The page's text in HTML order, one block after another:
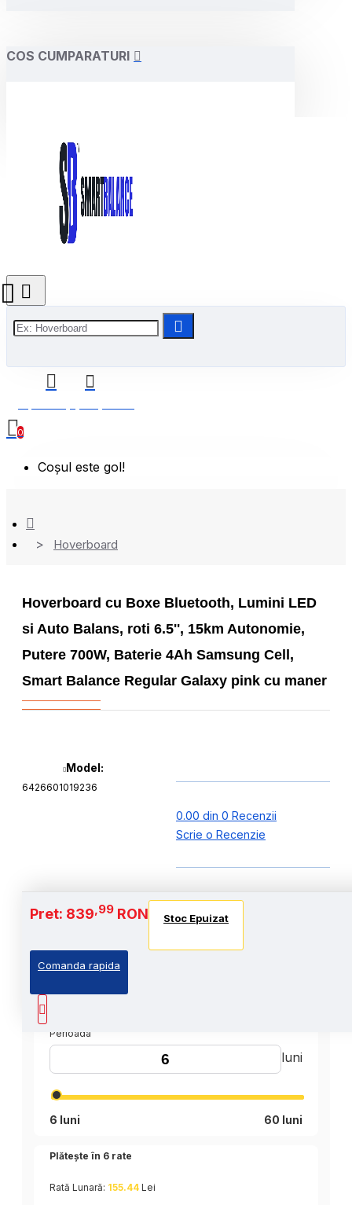
COS CUMPARATURI
0
Coșul este gol!
Hoverboard
Hoverboard cu Boxe Bluetooth, Lumini LED
si Auto Balans, roti 6.5'', 15km Autonomie,
Putere 700W, Baterie 4Ah Samsung Cell,
Smart Balance Regular Galaxy pink cu maner
Model:
6426601019236
0.00 din 0 Recenzii
Scrie o Recenzie
Pret: 839,99 RON Stoc Epuizat
Comanda rapida
Perioada
luni
6 luni 60 luni
Plătește în 6 rate
Rată Lunară: 155.44 Lei